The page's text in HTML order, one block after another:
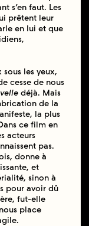
s’en faut. Les
prêtent leur
en lui et que
les yeux,
cesse de nous
déjà. Mais
de la
la plus
ce film en
acteurs
pas.
donne à
et
sinon à
pour avoir dû
fut-elle
place